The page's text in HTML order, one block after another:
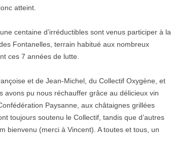
atteint.
centaine d’irréductibles sont venus participer à la
Fontanelles, terrain habitué aux nombreux
ces 7 années de lutte.
et de Jean-Michel, du Collectif Oxygène, et
avons pu nous réchauffer grâce au délicieux vin
Paysanne, aux châtaignes grillées
toujours soutenu le Collectif, tandis que d’autres
bienvenu (merci à Vincent). A toutes et tous, un